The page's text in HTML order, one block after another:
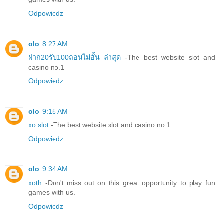
Odpowiedz
olo 8:27 AM
ฝาก20รับ100ถอนไม่อั้น ล่าสุด -The best website slot and
casino no.1
Odpowiedz
olo 9:15 AM
xo slot -The best website slot and casino no.1
Odpowiedz
olo 9:34 AM
xoth -Don't miss out on this great opportunity to play fun
games with us.
Odpowiedz